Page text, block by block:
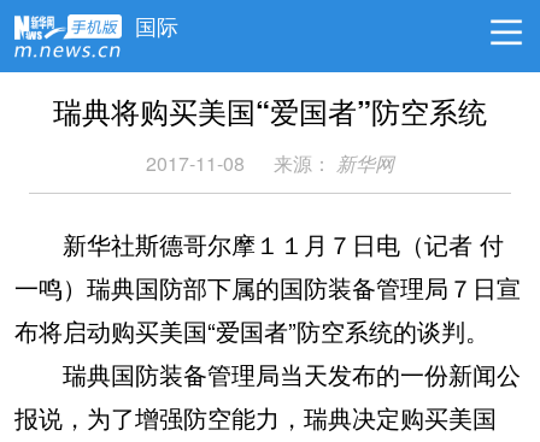
国际
瑞典将购买美国“爱国者”防空系统
2017-11-08 来源： 新华网
新华社斯德哥尔摩１１月７日电（记者 付
一鸣）瑞典国防部下属的国防装备管理局７日宣
布将启动购买美国“爱国者”防空系统的谈判。
瑞典国防装备管理局当天发布的一份新闻公
报说，为了增强防空能力，瑞典决定购买美国